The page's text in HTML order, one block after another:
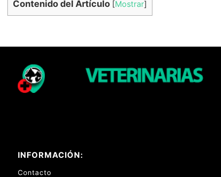
Contenido del Artículo [Mostrar]
INFORMACIÓN:
Contacto